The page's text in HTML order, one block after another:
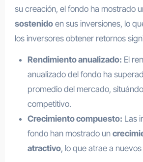
su creación, el fondo ha mostrado
sostenidoen sus inversiones, lo
los inversores obtener retornos
Rendimiento anualizado: El
anualizado del fondo ha
promedio del mercado,
competitivo.
Crecimiento compuesto: Las
fondo han mostrado un
atractivo, lo que atrae a